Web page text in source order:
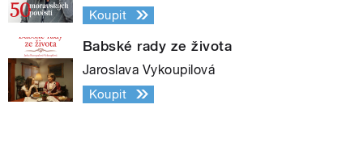
Koupit
Babské rady ze života
Jaroslava Vykoupilová
Koupit